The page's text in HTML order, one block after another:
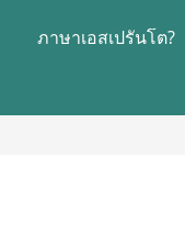
ภาษาเอสเปรันโต?